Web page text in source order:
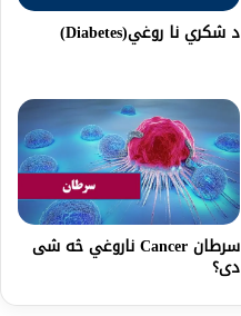
د شکري نا روغي(Diabetes)
سرطان Cancer ناروغي څه شی
دی؟